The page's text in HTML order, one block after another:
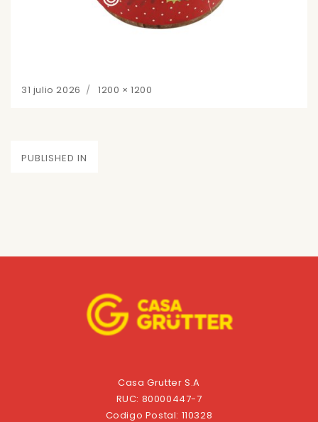
Posted
31 julio 2026
Full
1200 × 1200
Navegación
PUBLISHED IN
Casa Grutter S.A
RUC: 80000447-7
Codigo Postal: 110328